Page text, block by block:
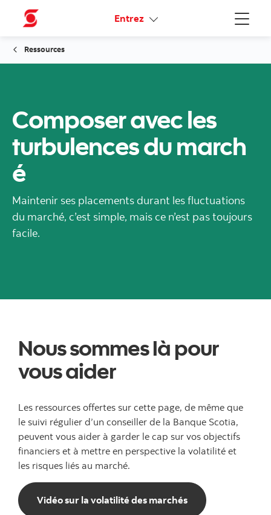
Menu
Entrez Liens connexes
Ressources
Composer avec les
turbulences du march
é
Maintenir ses placements durant les fluctuations
du marché, c’est simple, mais ce n’est pas toujours
facile.
Nous sommes là pour
vous aider
Les ressources offertes sur cette page, de même que
le suivi régulier d’un conseiller de la Banque Scotia,
peuvent vous aider à garder le cap sur vos objectifs
financiers et à mettre en perspective la volatilité et
les risques liés au marché.
Vidéo sur la volatilité des marchésVidéo sur la